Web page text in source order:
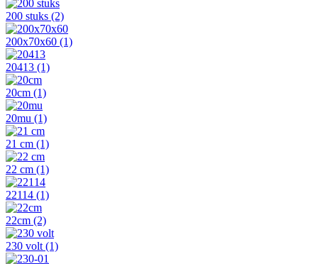
200 stuks (2)
200x70x60 (1)
20413 (1)
20cm (1)
20mu (1)
21 cm (1)
22 cm (1)
22114 (1)
22cm (2)
230 volt (1)